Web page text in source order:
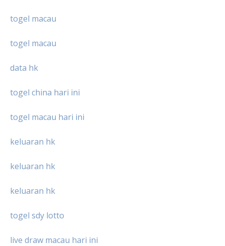
togel macau
togel macau
data hk
togel china hari ini
togel macau hari ini
keluaran hk
keluaran hk
keluaran hk
togel sdy lotto
live draw macau hari ini